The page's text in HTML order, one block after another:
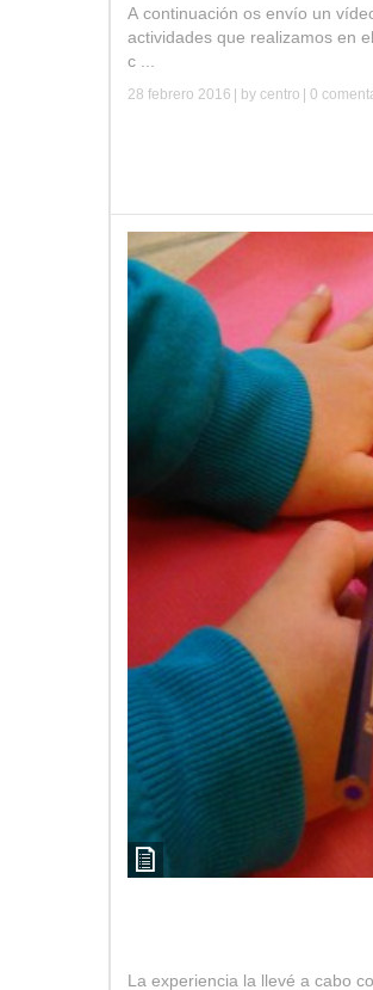
A continuación os envío un
actividades que realizamos en
c ...
28 febrero 2016 | by centro 0
La experiencia la llevé a cabo